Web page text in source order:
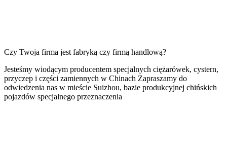
Czy Twoja firma jest fabryką czy firmą handlową?
Jesteśmy wiodącym producentem specjalnych ciężarówek, cystern,
przyczep i części zamiennych w Chinach Zapraszamy do
odwiedzenia nas w mieście Suizhou, bazie produkcyjnej chińskich
pojazdów specjalnego przeznaczenia